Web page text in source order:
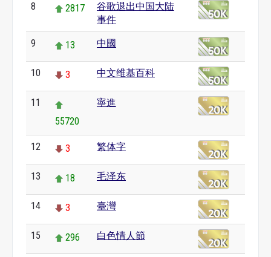
8 2817
谷歌退出中国大陆
事件
9 13 中國
10 3 中文维基百科
11
55720
寧進
12 3 繁体字
13 18 毛泽东
14 3 臺灣
15 296 白色情人節